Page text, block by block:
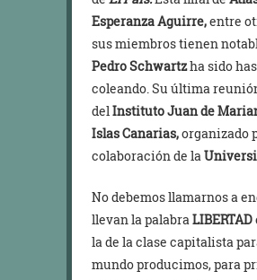
Esperanza Aguirre,entre
sus miembros tienen
Pedro Schwartzha sido
coleando. Su última
del Instituto Juan de
Islas Canarias,organizado
colaboración de la
No debemos llamarnos a
llevan la palabra LIBERTAD
la de la clase capitalista
mundo producimos, para